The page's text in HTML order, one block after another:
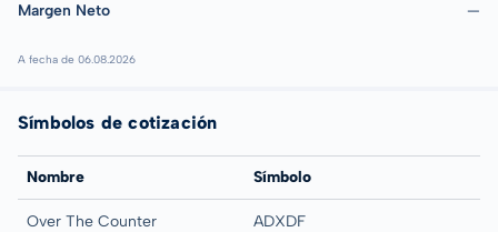
Margen Neto —
A fecha de 06.08.2026
Símbolos de cotización
Nombre Símbolo
Over The Counter ADXDF